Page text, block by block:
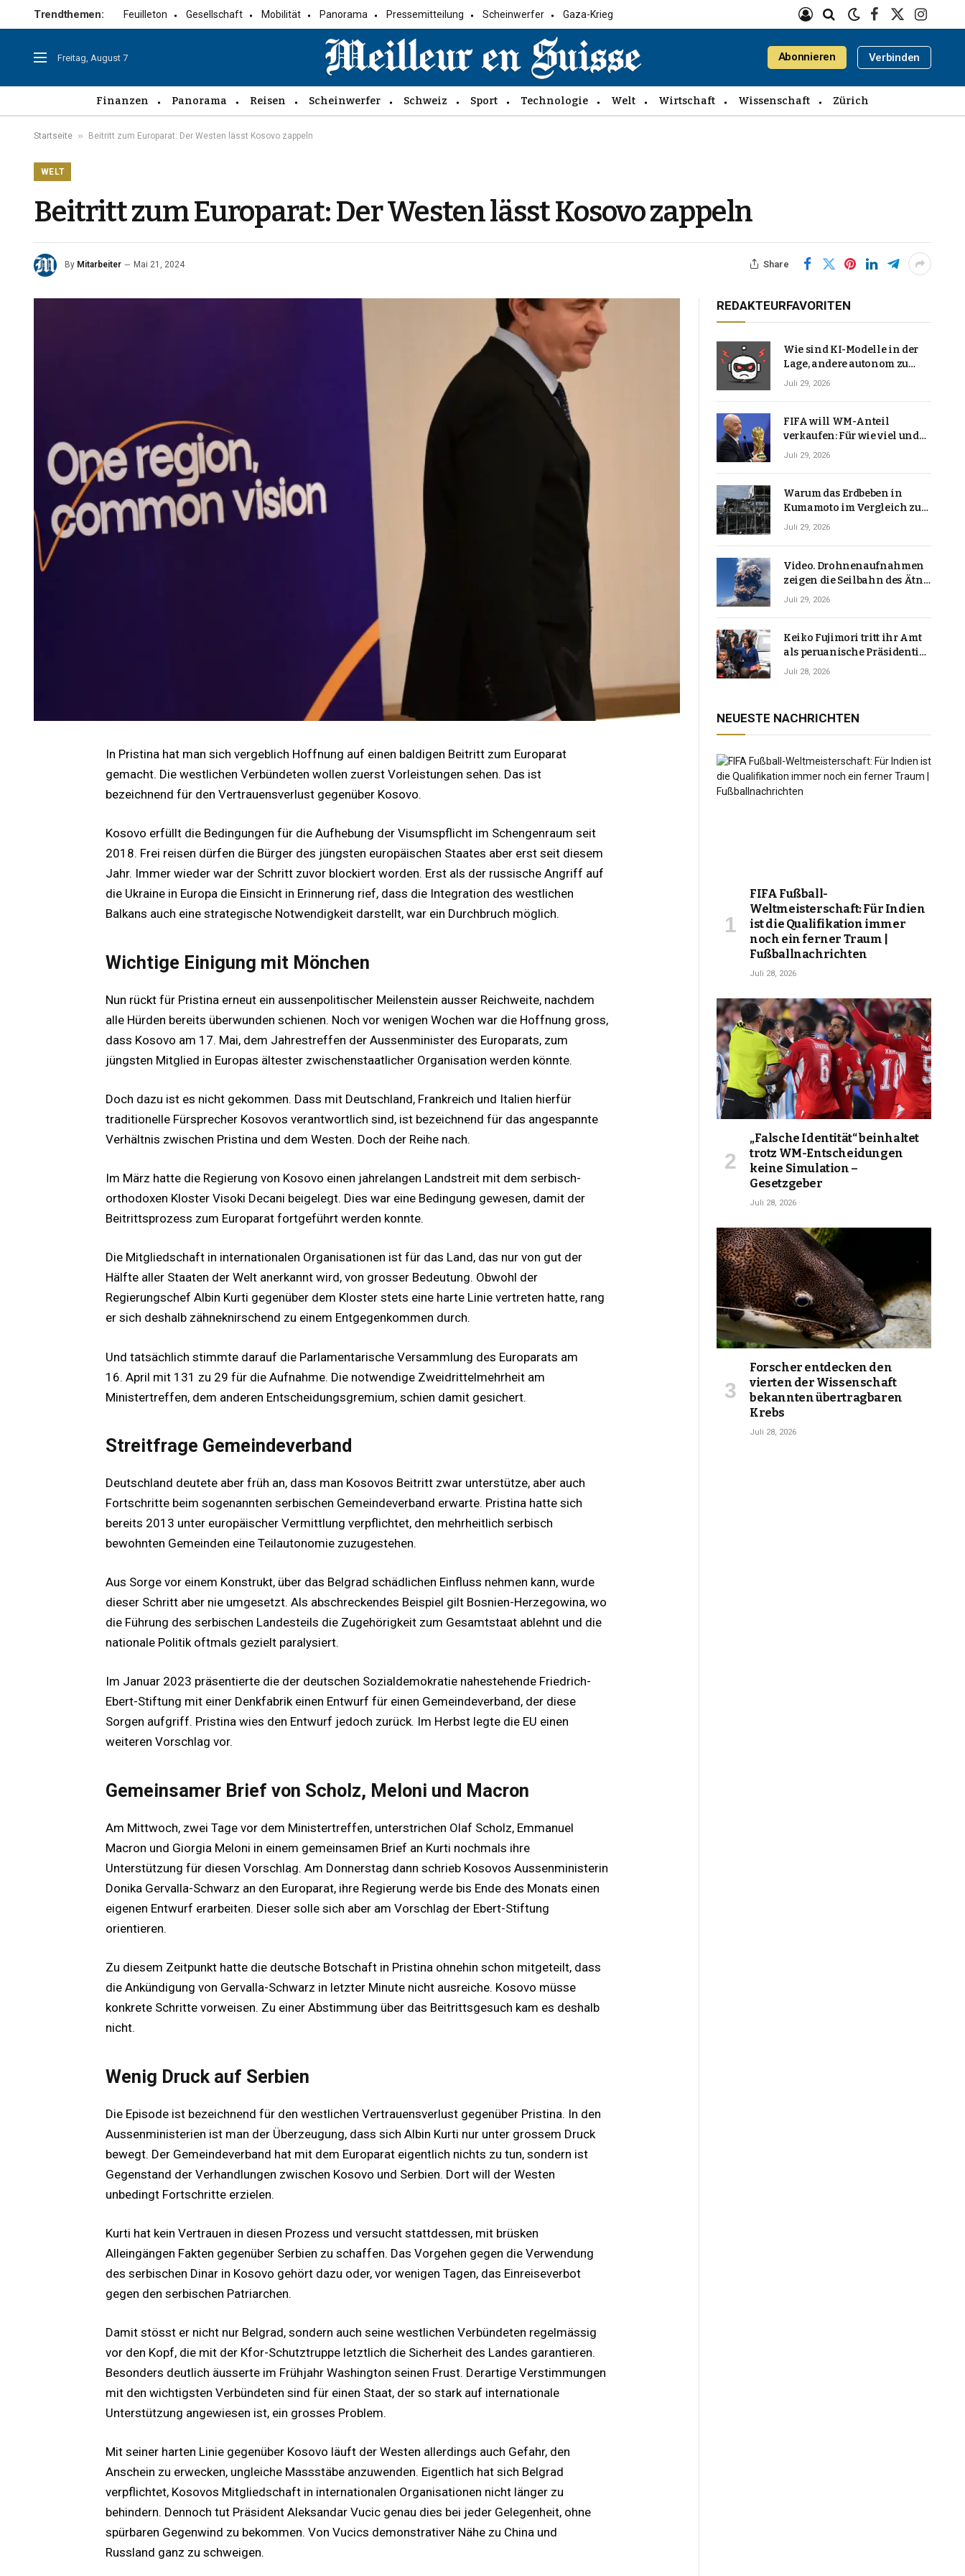
Trendthemen: Feuilleton Gesellschaft Mobilität Panorama Pressemitteilung Scheinwerfer Gaza-Krieg
Facebook
X
Freitag, August 7 Abonnieren Verbinden
Finanzen Panorama Reisen Scheinwerfer Schweiz Sport Technologie Welt Wirtschaft Wissenschaft Zürich
Startseite » Beitritt zum Europarat: Der Westen lässt Kosovo zappeln
WELT
Beitritt zum Europarat: Der Westen lässt Kosovo zappeln
By Mitarbeiter Mai 21, 2024 Share
In Pristina hat man sich vergeblich Hoffnung auf einen baldigen Beitritt zum Europarat
gemacht. Die westlichen Verbündeten wollen zuerst Vorleistungen sehen. Das ist
bezeichnend für den Vertrauensverlust gegenüber Kosovo.
Kosovo erfüllt die Bedingungen für die Aufhebung der Visumspflicht im Schengenraum seit
2018. Frei reisen dürfen die Bürger des jüngsten europäischen Staates aber erst seit diesem
Jahr. Immer wieder war der Schritt zuvor blockiert worden. Erst als der russische Angriff auf
die Ukraine in Europa die Einsicht in Erinnerung rief, dass die Integration des westlichen
Balkans auch eine strategische Notwendigkeit darstellt, war ein Durchbruch möglich.
Wichtige Einigung mit Mönchen
Nun rückt für Pristina erneut ein aussenpolitischer Meilenstein ausser Reichweite, nachdem
alle Hürden bereits überwunden schienen. Noch vor wenigen Wochen war die Hoffnung gross,
dass Kosovo am 17. Mai, dem Jahrestreffen der Aussenminister des Europarats, zum
jüngsten Mitglied in Europas ältester zwischenstaatlicher Organisation werden könnte.
Doch dazu ist es nicht gekommen. Dass mit Deutschland, Frankreich und Italien hierfür
traditionelle Fürsprecher Kosovos verantwortlich sind, ist bezeichnend für das angespannte
Verhältnis zwischen Pristina und dem Westen. Doch der Reihe nach.
Im März hatte die Regierung von Kosovo einen jahrelangen Landstreit mit dem serbisch-
orthodoxen Kloster Visoki Decani beigelegt. Dies war eine Bedingung gewesen, damit der
Beitrittsprozess zum Europarat fortgeführt werden konnte.
Die Mitgliedschaft in internationalen Organisationen ist für das Land, das nur von gut der
Hälfte aller Staaten der Welt anerkannt wird, von grosser Bedeutung. Obwohl der
Regierungschef Albin Kurti gegenüber dem Kloster stets eine harte Linie vertreten hatte, rang
er sich deshalb zähneknirschend zu einem Entgegenkommen durch.
Und tatsächlich stimmte darauf die Parlamentarische Versammlung des Europarats am
16. April mit 131 zu 29 für die Aufnahme. Die notwendige Zweidrittelmehrheit am
Ministertreffen, dem anderen Entscheidungsgremium, schien damit gesichert.
Streitfrage Gemeindeverband
Deutschland deutete aber früh an, dass man Kosovos Beitritt zwar unterstütze, aber auch
Fortschritte beim sogenannten serbischen Gemeindeverband erwarte. Pristina hatte sich
bereits 2013 unter europäischer Vermittlung verpflichtet, den mehrheitlich serbisch
bewohnten Gemeinden eine Teilautonomie zuzugestehen.
Aus Sorge vor einem Konstrukt, über das Belgrad schädlichen Einfluss nehmen kann, wurde
dieser Schritt aber nie umgesetzt. Als abschreckendes Beispiel gilt Bosnien-Herzegowina, wo
die Führung des serbischen Landesteils die Zugehörigkeit zum Gesamtstaat ablehnt und die
nationale Politik oftmals gezielt paralysiert.
Im Januar 2023 präsentierte die der deutschen Sozialdemokratie nahestehende Friedrich-
Ebert-Stiftung mit einer Denkfabrik einen Entwurf für einen Gemeindeverband, der diese
Sorgen aufgriff. Pristina wies den Entwurf jedoch zurück. Im Herbst legte die EU einen
weiteren Vorschlag vor.
Gemeinsamer Brief von Scholz, Meloni und Macron
Am Mittwoch, zwei Tage vor dem Ministertreffen, unterstrichen Olaf Scholz, Emmanuel
Macron und Giorgia Meloni in einem gemeinsamen Brief an Kurti nochmals ihre
Unterstützung für diesen Vorschlag. Am Donnerstag dann schrieb Kosovos Aussenministerin
Donika Gervalla-Schwarz an den Europarat, ihre Regierung werde bis Ende des Monats einen
eigenen Entwurf erarbeiten. Dieser solle sich aber am Vorschlag der Ebert-Stiftung
orientieren.
Zu diesem Zeitpunkt hatte die deutsche Botschaft in Pristina ohnehin schon mitgeteilt, dass
die Ankündigung von Gervalla-Schwarz in letzter Minute nicht ausreiche. Kosovo müsse
konkrete Schritte vorweisen. Zu einer Abstimmung über das Beitrittsgesuch kam es deshalb
nicht.
Wenig Druck auf Serbien
Die Episode ist bezeichnend für den westlichen Vertrauensverlust gegenüber Pristina. In den
Aussenministerien ist man der Überzeugung, dass sich Albin Kurti nur unter grossem Druck
bewegt. Der Gemeindeverband hat mit dem Europarat eigentlich nichts zu tun, sondern ist
Gegenstand der Verhandlungen zwischen Kosovo und Serbien. Dort will der Westen
unbedingt Fortschritte erzielen.
Kurti hat kein Vertrauen in diesen Prozess und versucht stattdessen, mit brüsken
Alleingängen Fakten gegenüber Serbien zu schaffen. Das Vorgehen gegen die Verwendung
des serbischen Dinar in Kosovo gehört dazu oder, vor wenigen Tagen, das Einreiseverbot
gegen den serbischen Patriarchen.
Damit stösst er nicht nur Belgrad, sondern auch seine westlichen Verbündeten regelmässig
vor den Kopf, die mit der Kfor-Schutztruppe letztlich die Sicherheit des Landes garantieren.
Besonders deutlich äusserte im Frühjahr Washington seinen Frust. Derartige Verstimmungen
mit den wichtigsten Verbündeten sind für einen Staat, der so stark auf internationale
Unterstützung angewiesen ist, ein grosses Problem.
Mit seiner harten Linie gegenüber Kosovo läuft der Westen allerdings auch Gefahr, den
Anschein zu erwecken, ungleiche Massstäbe anzuwenden. Eigentlich hat sich Belgrad
verpflichtet, Kosovos Mitgliedschaft in internationalen Organisationen nicht länger zu
behindern. Dennoch tut Präsident Aleksandar Vucic genau dies bei jeder Gelegenheit, ohne
spürbaren Gegenwind zu bekommen. Von Vucics demonstrativer Nähe zu China und
Russland ganz zu schweigen.
REDAKTEURFAVORITEN
Wie sind KI-Modelle in der
Lage, andere autonom zu
hacken? | Technologie-News
Juli 29, 2026
FIFA will WM-Anteil
verkaufen: Für wie viel und
warum macht Gianni
Juli 29, 2026
Warum das Erdbeben in
Kumamoto im Vergleich zu
den meisten Erdbeben, die
Juli 29, 2026
Video. Drohnenaufnahmen
zeigen die Seilbahn des Ätna
über einer Vulkanlandschaft
Juli 29, 2026
Keiko Fujimori tritt ihr Amt
als peruanische Präsidentin
an und verspricht, das
Juli 28, 2026
NEUESTE NACHRICHTEN
FIFA Fußball-
Weltmeisterschaft: Für Indien
ist die Qualifikation immer
noch ein ferner Traum |
Fußballnachrichten
Juli 28, 2026
„Falsche Identität“ beinhaltet
trotz WM-Entscheidungen
keine Simulation –
Gesetzgeber
Juli 28, 2026
Forscher entdecken den
vierten der Wissenschaft
bekannten übertragbaren
Krebs
Juli 28, 2026